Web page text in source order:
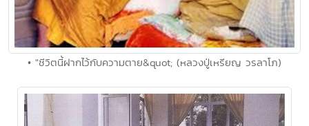
• "ชีวิตนี้ฝากไว้กับความตาย&quot; (หลวงปู่เหรียญ วรลาโภ)